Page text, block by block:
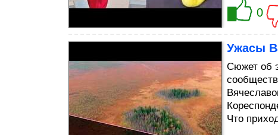
0
Ужасы
Сюжет об
Что